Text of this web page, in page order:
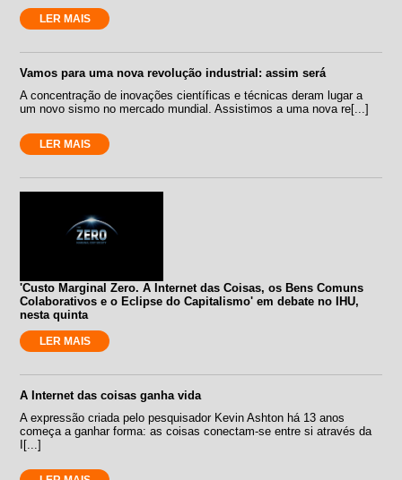
LER MAIS
Vamos para uma nova revolução industrial: assim será
A concentração de inovações científicas e técnicas deram lugar a
um novo sismo no mercado mundial. Assistimos a uma nova re[...]
LER MAIS
'Custo Marginal Zero. A Internet das Coisas, os Bens Comuns
Colaborativos e o Eclipse do Capitalismo' em debate no IHU,
nesta quinta
LER MAIS
A Internet das coisas ganha vida
A expressão criada pelo pesquisador Kevin Ashton há 13 anos
começa a ganhar forma: as coisas conectam-se entre si através da
I[...]